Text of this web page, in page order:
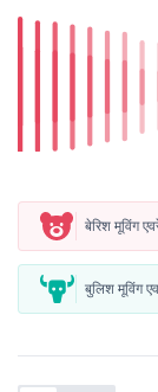
बेरिश मूविंग
बुलिश मूविंग